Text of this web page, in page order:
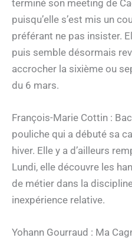
terminé son meeting de
puisqu’elle s’est mis un
préférant ne pas insister.
puis semble désormais
accrocher la sixième ou
du 6 mars.
François-Marie Cottin :
pouliche qui a débuté sa
hiver. Elle y a d’ailleurs
Lundi, elle découvre les
de métier dans la
inexpérience relative.
Yohann Gourraud : Ma